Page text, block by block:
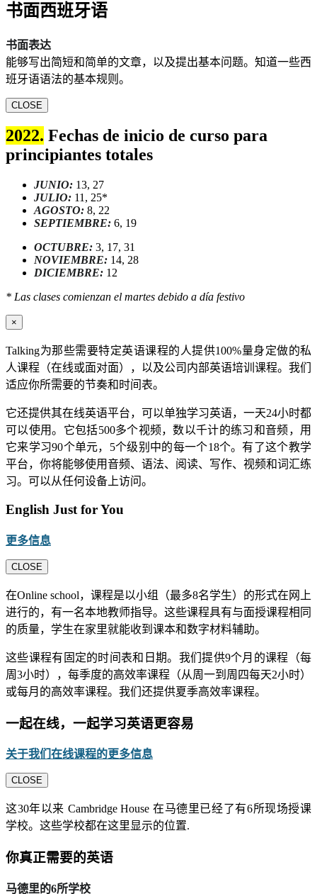
书面西班牙语
书面表达
能够写出简短和简单的文章，以及提出基本问题。知道一些西
班牙语语法的基本规则。
CLOSE
2022. Fechas de inicio de curso para
principiantes totales
JUNIO: 13, 27
JULIO: 11, 25*
AGOSTO: 8, 22
SEPTIEMBRE: 6, 19
OCTUBRE: 3, 17, 31
NOVIEMBRE: 14, 28
DICIEMBRE: 12
* Las clases comienzan el martes debido a día festivo
×
Talking为那些需要特定英语课程的人提供100%量身定做的私
人课程（在线或面对面），以及公司内部英语培训课程。我们
适应你所需要的节奏和时间表。
它还提供其在线英语平台，可以单独学习英语，一天24小时都
可以使用。它包括500多个视频，数以千计的练习和音频，用
它来学习90个单元，5个级别中的每一个18个。有了这个教学
平台，你将能够使用音频、语法、阅读、写作、视频和词汇练
习。可以从任何设备上访问。
English Just for You
更多信息
CLOSE
在Online school，课程是以小组（最多8名学生）的形式在网上
进行的，有一名本地教师指导。这些课程具有与面授课程相同
的质量，学生在家里就能收到课本和数字材料辅助。
这些课程有固定的时间表和日期。我们提供9个月的课程（每
周3小时），每季度的高效率课程（从周一到周四每天2小时）
或每月的高效率课程。我们还提供夏季高效率课程。
一起在线，一起学习英语更容易
关于我们在线课程的更多信息
CLOSE
这30年以来 Cambridge House 在马德里已经了有6所现场授课
学校。这些学校都在这里显示的位置.
你真正需要的英语
马德里的6所学校